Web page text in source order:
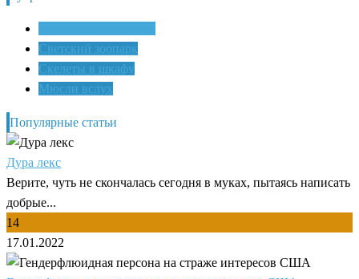
Светский зоопарк
Скелеты в шкафу
Мюсли вслух
Популярные статьи
Дура лекс
Верите, чуть не скончалась сегодня в муках, пытаясь написать
добрые...
14
17.01.2022